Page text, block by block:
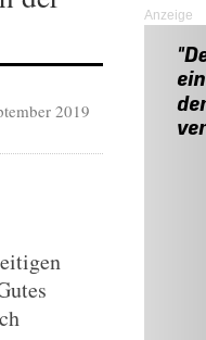
2019
Anzeige